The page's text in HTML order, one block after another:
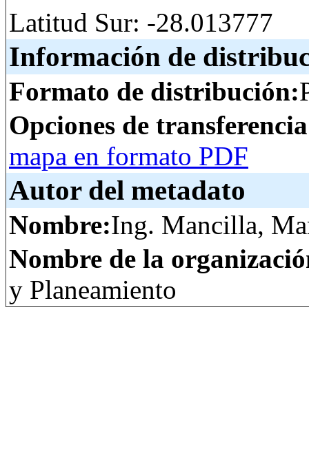
Latitud Sur: -28.013777
Información de
Formato de distribución:
Opciones de
mapa en formato PDF
Autor del metadato
Nombre:Ing. Mancilla,
Nombre de la
y Planeamiento